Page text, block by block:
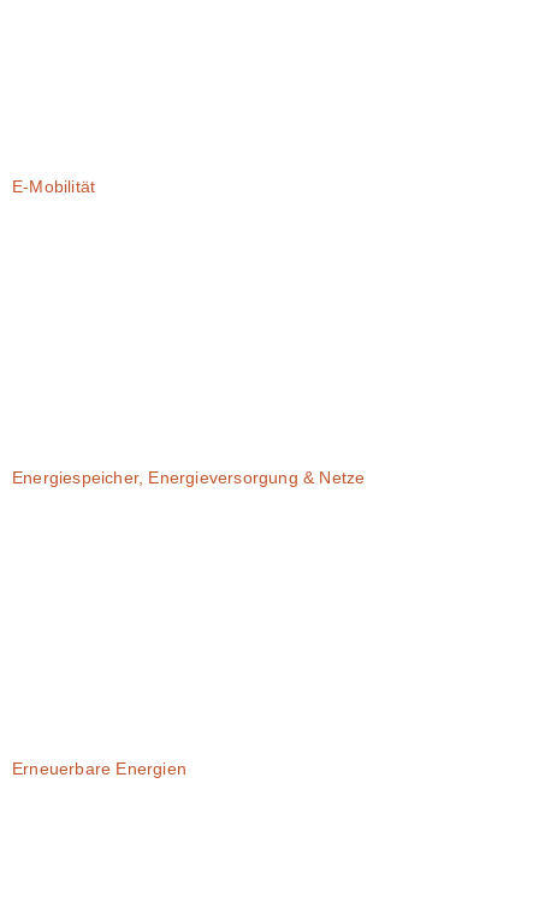
E-Mobilität
Energiespeicher, Energieversorgung & Netze
Erneuerbare Energien